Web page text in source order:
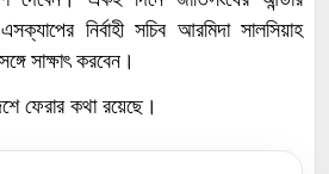
নির্বাহী সচিব আরমিদা সালসিয়াহ
সাক্ষাৎ করবেন।
ফেরার কথা রয়েছে।